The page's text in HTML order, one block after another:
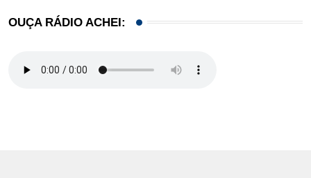
OUÇA RÁDIO ACHEI: